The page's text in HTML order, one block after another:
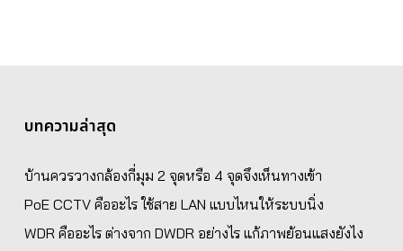
บทความล่าสุด
บ้านควรวางกล้องกี่มุม 2 จุดหรือ 4 จุดจึงเห็นทางเข้า
PoE CCTV คืออะไร ใช้สาย LAN แบบไหนให้ระบบนิ่ง
WDR คืออะไร ต่างจาก DWDR อย่างไร แก้ภาพย้อนแสงยังไง